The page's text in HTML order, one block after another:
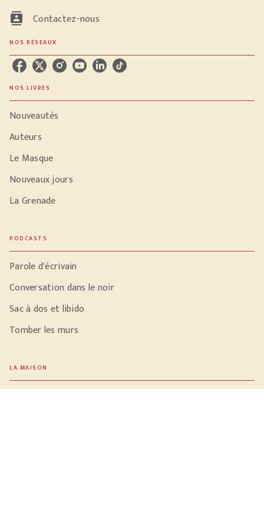
contacts Contactez-nous
NOS RÉSEAUX
NOS LIVRES
Nouveautés
Auteurs
Le Masque
Nouveaux jours
La Grenade
PODCASTS
Parole d'écrivain
Conversation dans le noir
Sac à dos et libido
Tomber les murs
LA MAISON